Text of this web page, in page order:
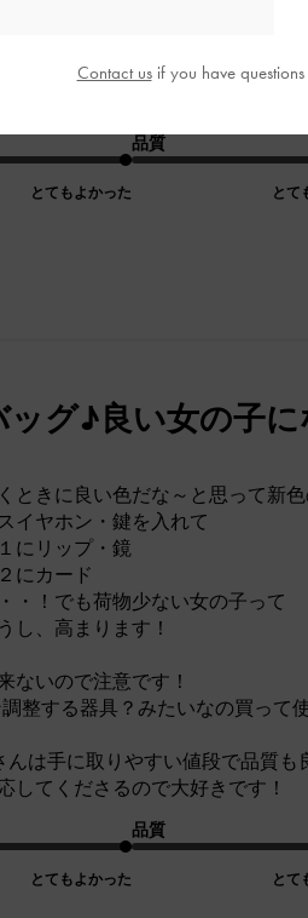
とてもよかった
品質
とて
ッグ♪良い女の子
ときに良い色だな～と思って新色
イヤホン・鍵を入れて
にリップ・鏡
にカード
・！でも荷物少ない女の子って
し、高まります！
ないので注意です！
整する器具？みたいなの買って
さんは手に取りやすい値段で品質も
してくださるので大好きです！
とてもよかった
品質
とて
Contact usif you have